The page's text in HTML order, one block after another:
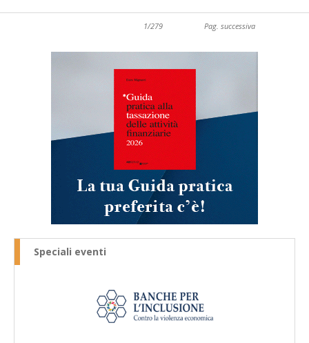
1/279 Pag. successiva
Speciali eventi